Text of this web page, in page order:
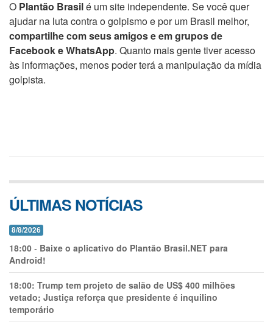
O Plantão Brasilé um site independente. Se você quer
ajudar na luta contra o golpismo e por um Brasil melhor,
compartilhe com seus amigos e em grupos de
Facebook e WhatsApp. Quanto mais gente tiver acesso
às informações, menos poder terá a manipulação da mídia
golpista.
ÚLTIMAS NOTÍCIAS
8/8/2026
18:00 - Baixe o aplicativo do Plantão Brasil.NET para
Android!
18:00: Trump tem projeto de salão de US$ 400 milhões
vetado; Justiça reforça que presidente é inquilino
temporário